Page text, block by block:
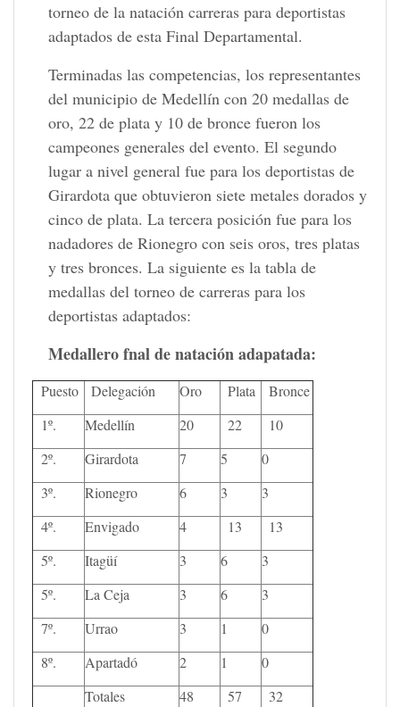
torneo de la natación carreras para deportistas
adaptados de esta Final Departamental.
Terminadas las competencias, los representantes
del municipio de Medellín con 20 medallas de
oro, 22 de plata y 10 de bronce fueron los
campeones generales del evento. El segundo
lugar a nivel general fue para los deportistas de
Girardota que obtuvieron siete metales dorados y
cinco de plata. La tercera posición fue para los
nadadores de Rionegro con seis oros, tres platas
y tres bronces. La siguiente es la tabla de
medallas del torneo de carreras para los
deportistas adaptados:
Medallero fnal de natación adapatada:
Puesto Delegación Oro Plata
Bronce
1º.
Medellín 20 22
10
2º.
Girardota 7 5
0
3º.
Rionegro 6 3
3
4º.
Envigado 4 13
13
5º.
Itagüí 3 6
3
5º.
La Ceja 3 6
3
7º.
Urrao 3 1
0
8º.
Apartadó 2 1
0
Totales
48 57 32